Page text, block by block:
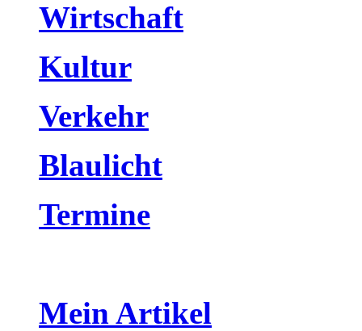
Wirtschaft
Kultur
Verkehr
Blaulicht
Termine
Mein Artikel